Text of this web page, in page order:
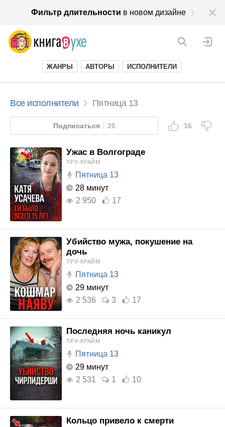
Фильтр длительности в новом дизайне
ЖАНРЫ АВТОРЫ ИСПОЛНИТЕЛИ
Все исполнители Пятница 13
Подписаться 26 16
Ужас в Волгограде
ТРУ-КРАЙМ
Пятница 13
28 минут
2 950
17
Убийство мужа, покушение на
дочь
ТРУ-КРАЙМ
Пятница 13
29 минут
2 536
3 17
Последняя ночь каникул
ТРУ-КРАЙМ
Пятница 13
29 минут
2 531
1 10
Кольцо привело к смерти